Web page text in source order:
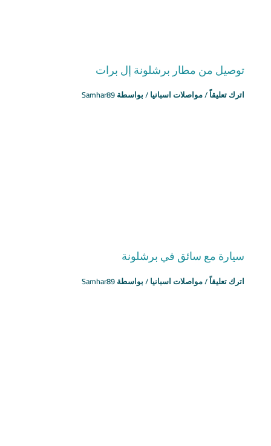
توصيل من مطار برشلونة إل برات
اترك تعليقاً/مواصلات اسبانيا/ بواسطةSamhar89
سيارة مع سائق في برشلونة
اترك تعليقاً/مواصلات اسبانيا/ بواسطةSamhar89